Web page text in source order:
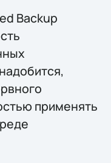
Backup
применять